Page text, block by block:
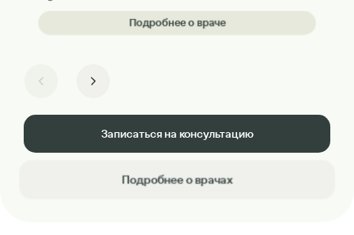
Подробнее о враче
Записаться на консультацию
Подробнее о врачах